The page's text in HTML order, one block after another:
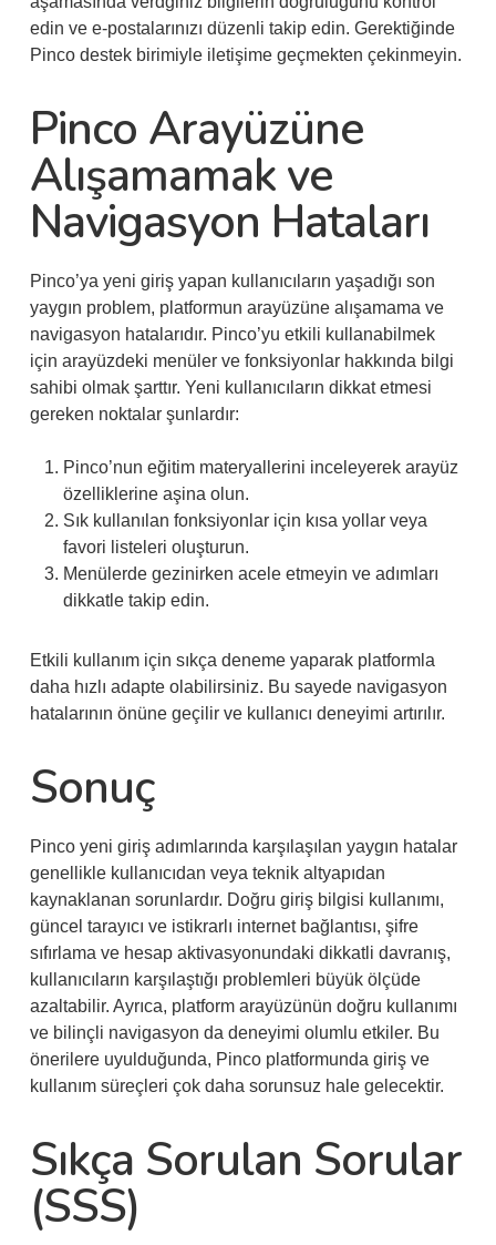
edin ve e-postalarınızı düzenli takip edin. Gerektiğinde
Pinco destek birimiyle iletişime geçmekten çekinmeyin.
Pinco Arayüzüne
Alışamamak ve
Navigasyon Hataları
Pinco’ya yeni giriş yapan kullanıcıların yaşadığı son
yaygın problem, platformun arayüzüne alışamama ve
navigasyon hatalarıdır. Pinco’yu etkili kullanabilmek
için arayüzdeki menüler ve fonksiyonlar hakkında bilgi
sahibi olmak şarttır. Yeni kullanıcıların dikkat etmesi
gereken noktalar şunlardır:
Pinco’nun eğitim materyallerini inceleyerek arayüz
özelliklerine aşina olun.
Sık kullanılan fonksiyonlar için kısa yollar veya
favori listeleri oluşturun.
Menülerde gezinirken acele etmeyin ve adımları
dikkatle takip edin.
Etkili kullanım için sıkça deneme yaparak platformla
daha hızlı adapte olabilirsiniz. Bu sayede navigasyon
hatalarının önüne geçilir ve kullanıcı deneyimi artırılır.
Sonuç
Pinco yeni giriş adımlarında karşılaşılan yaygın hatalar
genellikle kullanıcıdan veya teknik altyapıdan
kaynaklanan sorunlardır. Doğru giriş bilgisi kullanımı,
güncel tarayıcı ve istikrarlı internet bağlantısı, şifre
sıfırlama ve hesap aktivasyonundaki dikkatli davranış,
kullanıcıların karşılaştığı problemleri büyük ölçüde
azaltabilir. Ayrıca, platform arayüzünün doğru kullanımı
ve bilinçli navigasyon da deneyimi olumlu etkiler. Bu
önerilere uyulduğunda, Pinco platformunda giriş ve
kullanım süreçleri çok daha sorunsuz hale gelecektir.
Sıkça Sorulan Sorular
(SSS)